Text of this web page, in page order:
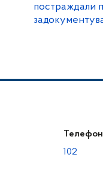
постраждали
Телефон
102